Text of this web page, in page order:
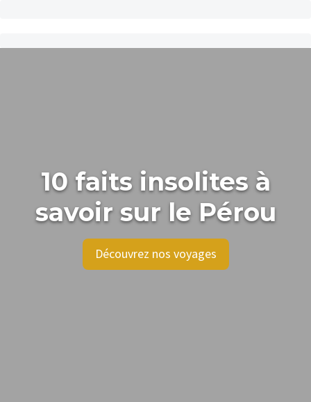
10 faits insolites à
savoir sur le Pérou
Découvrez nos voyages